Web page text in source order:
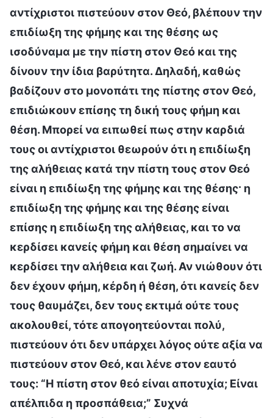
αντίχριστοι πιστεύουν στον Θεό, βλέπουν την
επιδίωξη της φήμης και της θέσης ως
ισοδύναμα με την πίστη στον Θεό και της
δίνουν την ίδια βαρύτητα. Δηλαδή, καθώς
βαδίζουν στο μονοπάτι της πίστης στον Θεό,
επιδιώκουν επίσης τη δική τους φήμη και
θέση. Μπορεί να ειπωθεί πως στην καρδιά
τους οι αντίχριστοι θεωρούν ότι η επιδίωξη
της αλήθειας κατά την πίστη τους στον Θεό
είναι η επιδίωξη της φήμης και της θέσης· η
επιδίωξη της φήμης και της θέσης είναι
επίσης η επιδίωξη της αλήθειας, και το να
κερδίσει κανείς φήμη και θέση σημαίνει να
κερδίσει την αλήθεια και ζωή. Αν νιώθουν ότι
δεν έχουν φήμη, κέρδη ή θέση, ότι κανείς δεν
τους θαυμάζει, δεν τους εκτιμά ούτε τους
ακολουθεί, τότε απογοητεύονται πολύ,
πιστεύουν ότι δεν υπάρχει λόγος ούτε αξία να
πιστεύουν στον Θεό, και λένε στον εαυτό
τους: “Η πίστη στον θεό είναι αποτυχία; Είναι
απέλπιδα η προσπάθεια;” Συχνά